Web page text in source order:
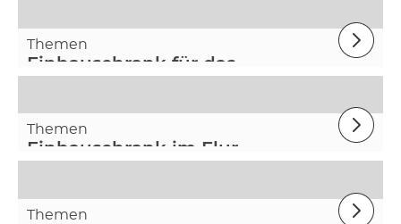
Themen
Einbauschrank für das
Themen
Einbauschrank im Flur
Themen